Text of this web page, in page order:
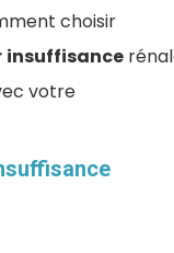
choisir
insuffisance
votre